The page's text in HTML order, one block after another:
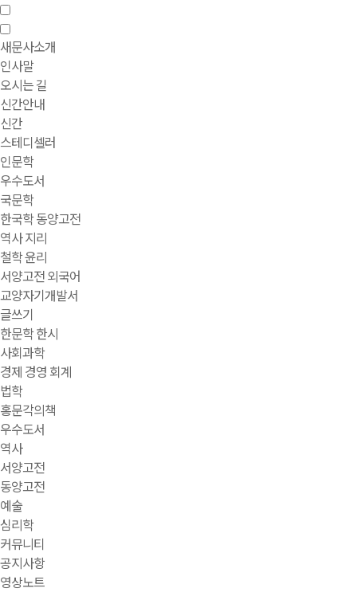
새문사소개
인사말
오시는 길
신간안내
신간
스테디셀러
인문학
우수도서
국문학
한국학 동양고전
역사 지리
철학 윤리
서양고전 외국어
교양자기개발서
글쓰기
한문학 한시
사회과학
경제 경영 회계
법학
홍문각의책
우수도서
역사
서양고전
동양고전
예술
심리학
커뮤니티
공지사항
영상노트